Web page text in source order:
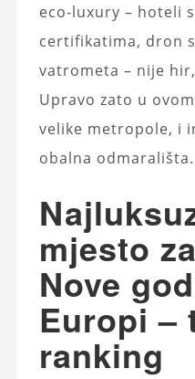
eco-luxury – hoteli
certifikatima, dron
vatrometa – nije
Upravo zato u
velike metropole, i
obalna odmarališta.
mjesto
Nove
Europi –
ranking